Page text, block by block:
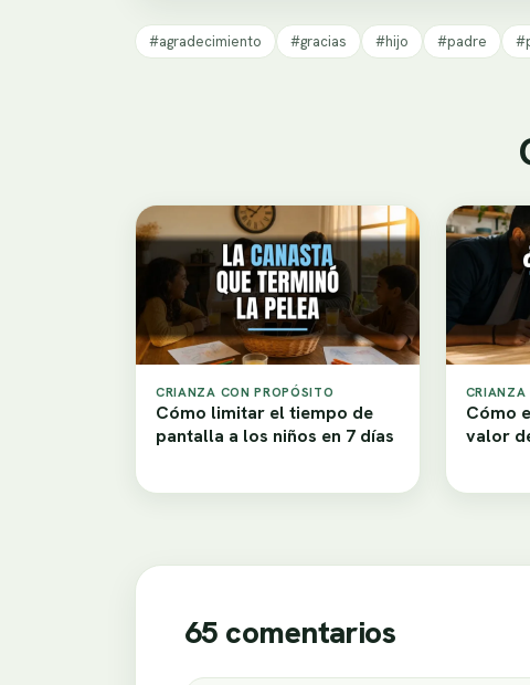
#agradecimiento #gracias #hijo #padre
CRIANZA CON PROPÓSITO
Cómo limitar el tiempo de
pantalla a los niños en 7 días
CRIANZA
Cómo
valor
65 comentarios